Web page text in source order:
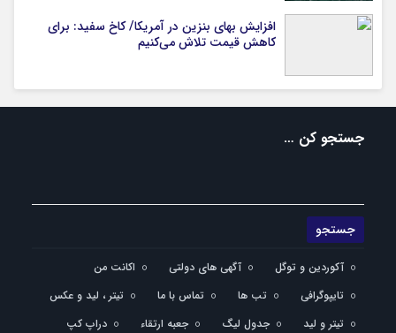
افزایش بهای بنزین در آمریکا/ کاخ سفید: برای
کاهش قیمت تلاش می‌کنیم
جستجو کن …
آکوردین و توگل آگهی های دولتی
اکانت من
تایپوگرافی
تب ها تماس با ما
تیتر ، لید و عکس
تیتر و لید
جدول لیگ جعبه ارتقاء دراپ کپ